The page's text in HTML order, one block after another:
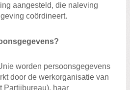
aangesteld, die naleving
coördineert.
worden persoonsgegevens
door de werkorganisatie van
Partijbureau), haar